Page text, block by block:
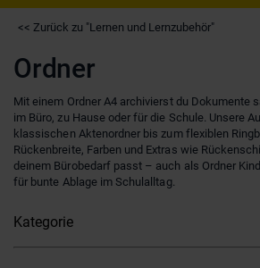
<< Zurück zu "Lernen und Lernzubehör"
Ordner
Mit einem Ordner A4 archivierst du Dokumente
im Büro, zu Hause oder für die Schule. Unsere
klassischen Aktenordner bis zum flexiblen
Rückenbreite, Farben und Extras wie
deinem Bürobedarf passt – auch als Ordner
für bunte Ablage im Schulalltag.
Kategorie